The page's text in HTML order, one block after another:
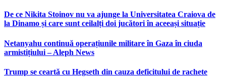
De ce Nikita Stoinov nu va ajunge la Universitatea Craiova de
la Dinamo și care sunt ceilalți doi jucători în aceeași situație
Netanyahu continuă operațiunile militare în Gaza în ciuda
armistițiului – Aleph News
Trump se ceartă cu Hegseth din cauza deficitului de rachete